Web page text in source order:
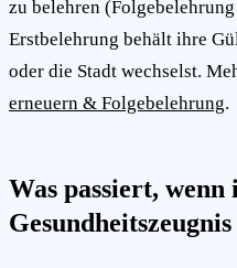
zu belehren
Erstbelehrung behält ihre
oder die Stadt wechselst.
erneuern & Folgebelehrung.
Was passiert,